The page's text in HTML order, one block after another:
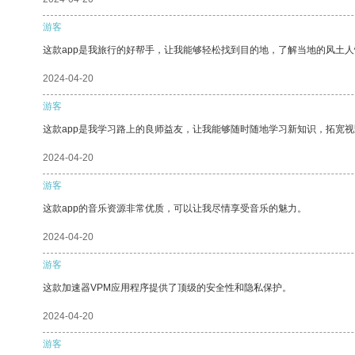
游客
这款app是我旅行的好帮手，让我能够轻松找到目的地，了解当地的风土人
2024-04-20
游客
这款app是我学习路上的良师益友，让我能够随时随地学习新知识，拓宽视
2024-04-20
游客
这款app的音乐资源非常优质，可以让我尽情享受音乐的魅力。
2024-04-20
游客
这款加速器VPM应用程序提供了顶级的安全性和隐私保护。
2024-04-20
游客